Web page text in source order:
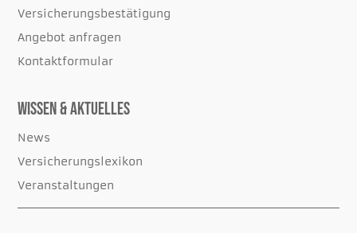
Versicherungsbestätigung
Angebot anfragen
Kontaktformular
Wissen & Aktuelles
News
Versicherungslexikon
Veranstaltungen